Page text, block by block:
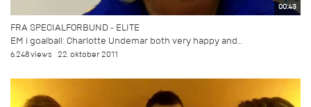
00:43
FRA SPECIALFORBUND - ELITE
EM i goalball: Charlotte Undemar both very happy and...
6.248 views 22. oktober 2011